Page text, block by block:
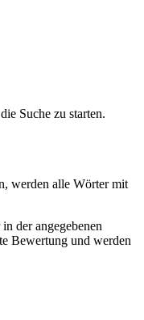
Suche zu starten.
werden alle Wörter mit
der angegebenen
Bewertung und werden